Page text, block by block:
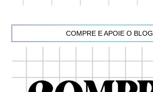
COMPRE E APOIE O BLOG